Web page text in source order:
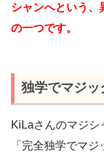
シャンへという、
の一つです。
独学でマジッ
KiLaさんのマジシ
「完全独学でマ